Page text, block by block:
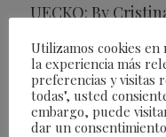
UECKO: By
El Edén, un
espacio donde la
esplendor, lleno
embriagadores.
Utilizamos cookies
la experiencia más
preferencias y visitas
todas", usted
embargo, puede
dar un